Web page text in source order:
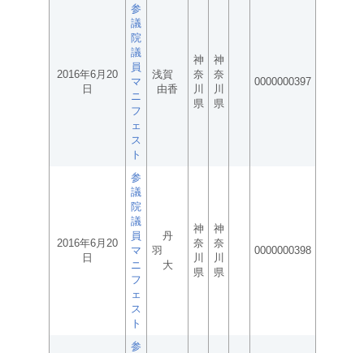
2016年6月20
日
参
議
院
議
員
マ
ニ
フ
ェ
ス
ト
浅賀
由香
神
奈
川
県
神
奈
川
県
0000000397
2016年6月20
日
参
議
院
議
員
マ
ニ
フ
ェ
ス
ト
丹
羽
大
神
奈
川
県
神
奈
川
県
0000000398
参